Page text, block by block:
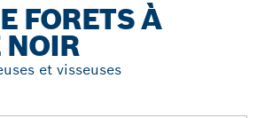
FORETS À
NOIR
et visseuses